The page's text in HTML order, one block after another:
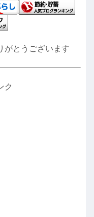
がとうございます
ク